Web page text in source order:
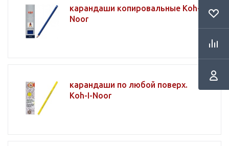
карандаши копировальные Koh-I-
Noor
карандаши по любой поверх.
Koh-I-Noor